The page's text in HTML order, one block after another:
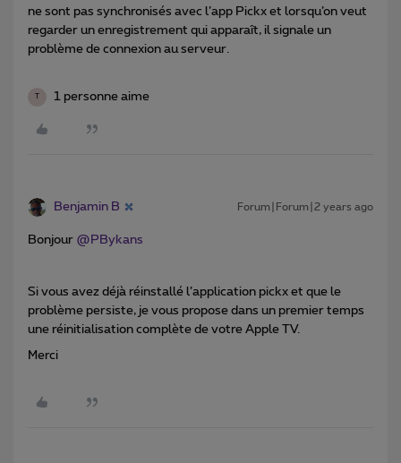
ne sont pas synchronisés avec l’app Pickx et lorsqu’on veut
regarder un enregistrement qui apparaît, il signale un
problème de connexion au serveur.
1 personne aime
Benjamin B Forum|Forum|2 years ago
Bonjour @PBykans
Si vous avez déjà réinstallé l’application pickx et que le
problème persiste, je vous propose dans un premier temps
une réinitialisation complète de votre Apple TV.
Merci